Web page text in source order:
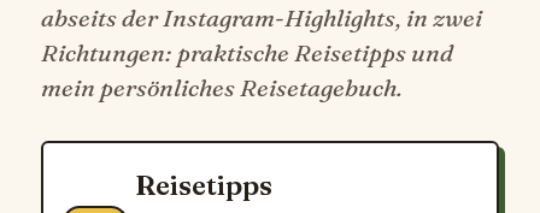
abseits der Instagram-Highlights, in zwei
Richtungen: praktische Reisetipps und
mein persönliches Reisetagebuch.
Reisetipps